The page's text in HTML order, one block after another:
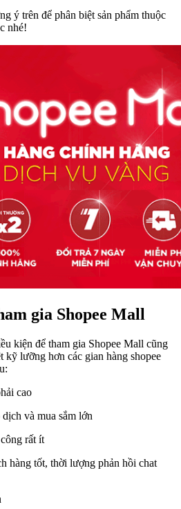
ý trên để phân biệt sản phẩm thuộc
nhé!
gia Shopee Mall
kiện để tham gia Shopee Mall cũng
kỹ lưỡng hơn các gian hàng shopee
cao
và mua sắm lớn
rất ít
hàng tốt, thời lượng phản hồi chat